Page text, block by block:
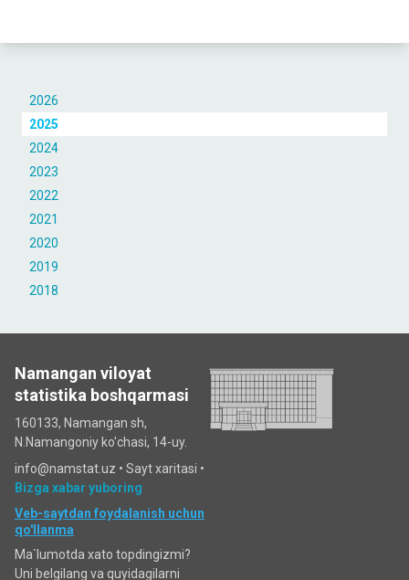
2026
2025
2024
2023
2022
2021
2020
2019
2018
Namangan viloyat
statistika boshqarmasi
160133, Namangan sh,
N.Namangoniy ko'chasi, 14-uy.
info@namstat.uz • Sayt xaritasi •
Bizga xabar yuboring
Veb-saytdan foydalanish uchun
qo'llanma
Ma`lumotda xato topdingizmi?
Uni belgilang va quyidagilarni